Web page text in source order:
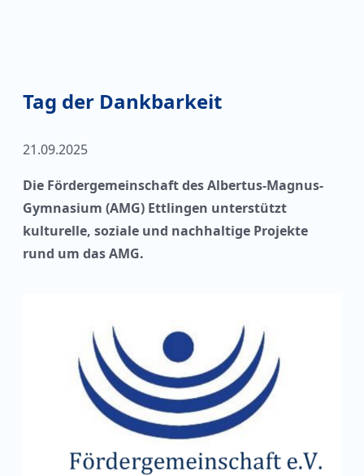
Tag der Dankbarkeit
21.09.2025
Die Fördergemeinschaft des Albertus-Magnus-
Gymnasium (AMG) Ettlingen unterstützt
kulturelle, soziale und nachhaltige Projekte
rund um das AMG.